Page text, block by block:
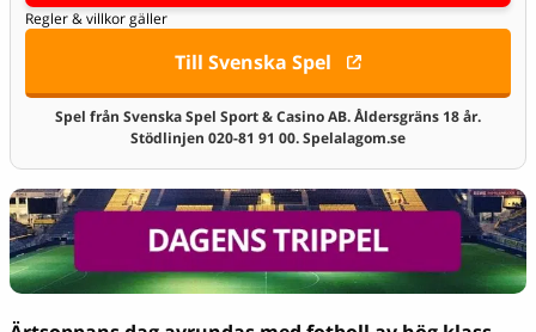
Regler & villkor gäller
Till Svenska Spel
Spel från Svenska Spel Sport & Casino AB. Åldersgräns 18 år.
Stödlinjen 020-81 91 00. Spelalagom.se